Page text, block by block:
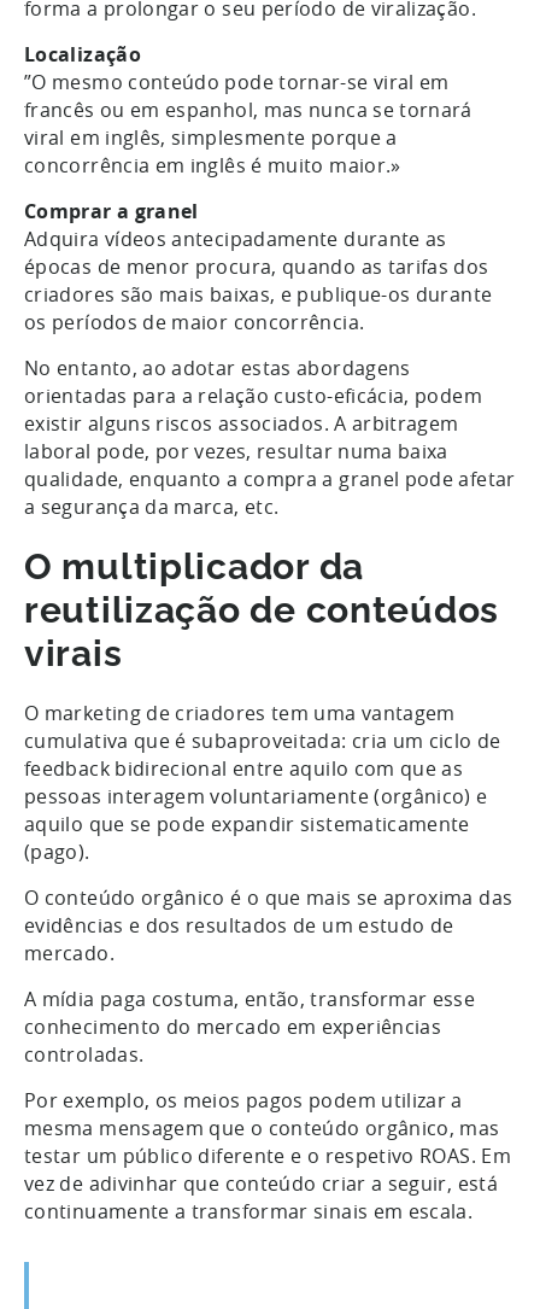
forma a prolongar o seu período de viralização.
Localização
”O mesmo conteúdo pode tornar-se viral em
francês ou em espanhol, mas nunca se tornará
viral em inglês, simplesmente porque a
concorrência em inglês é muito maior.»
Comprar a granel
Adquira vídeos antecipadamente durante as
épocas de menor procura, quando as tarifas dos
criadores são mais baixas, e publique-os durante
os períodos de maior concorrência.
No entanto, ao adotar estas abordagens
orientadas para a relação custo-eficácia, podem
existir alguns riscos associados. A arbitragem
laboral pode, por vezes, resultar numa baixa
qualidade, enquanto a compra a granel pode afetar
a segurança da marca, etc.
O multiplicador da
reutilização de conteúdos
virais
O marketing de criadores tem uma vantagem
cumulativa que é subaproveitada: cria um ciclo de
feedback bidirecional entre aquilo com que as
pessoas interagem voluntariamente (orgânico) e
aquilo que se pode expandir sistematicamente
(pago).
O conteúdo orgânico é o que mais se aproxima das
evidências e dos resultados de um estudo de
mercado.
A mídia paga costuma, então, transformar esse
conhecimento do mercado em experiências
controladas.
Por exemplo, os meios pagos podem utilizar a
mesma mensagem que o conteúdo orgânico, mas
testar um público diferente e o respetivo ROAS. Em
vez de adivinhar que conteúdo criar a seguir, está
continuamente a transformar sinais em escala.